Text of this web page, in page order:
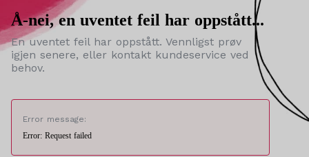
Å-nei, en uventet feil har oppstått...
En uventet feil har oppstått. Vennligst prøv
igjen senere, eller kontakt kundeservice ved
behov.
Error message:
Error: Request failed